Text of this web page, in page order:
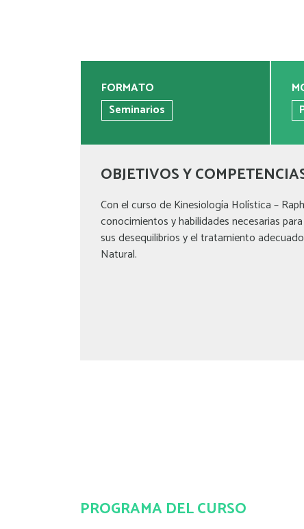
FORMATO
Seminarios
OBJETIVOS Y
Con el curso de Kinesiología Holística –
conocimientos y habilidades necesarias
sus desequilibrios y el tratamiento
Natural.
PROGRAMA DEL CURSO